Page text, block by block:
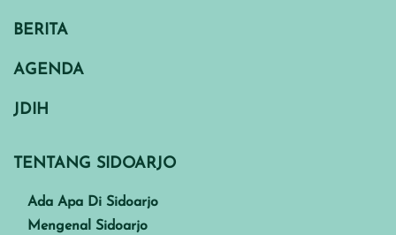
BERITA
AGENDA
JDIH
TENTANG SIDOARJO
Ada Apa Di Sidoarjo
Mengenal Sidoarjo